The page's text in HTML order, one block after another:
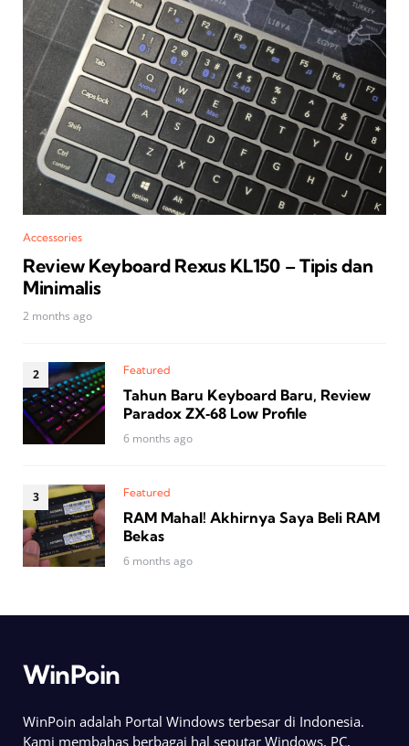
Accessories
Review Keyboard Rexus KL150 – Tipis dan
Minimalis
2 months ago
Featured
Tahun Baru Keyboard Baru, Review
Paradox ZX‑68 Low Profile
6 months ago
Featured
RAM Mahal! Akhirnya Saya Beli RAM
Bekas
6 months ago
WinPoin
WinPoin adalah Portal Windows terbesar di Indonesia.
Kami membahas berbagai hal seputar Windows, PC,